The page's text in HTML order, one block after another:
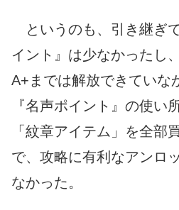
というのも、引き継ぎ
イント』は少なかったし
A+までは解放できていな
『名声ポイント』の使い
「紋章アイテム」を全部
で、攻略に有利なアンロ
なかった。